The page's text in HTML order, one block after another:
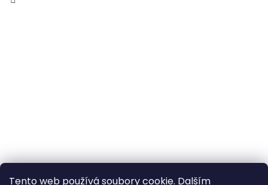
Tento web používá soubory cookie. Dalším